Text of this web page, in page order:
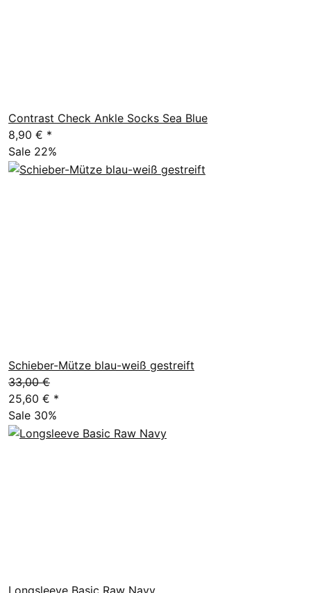
Contrast Check Ankle Socks Sea Blue
8,90 € *
Sale 22%
Schieber-Mütze blau-weiß gestreift
33,00 €
25,60 € *
Sale 30%